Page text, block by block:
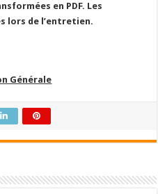
en PDF. Les
lors de l’entretien.
Générale